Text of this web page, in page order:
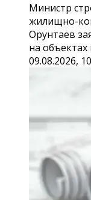
Министр
жилищно-
Орунтаев
на объектах
09.08.2026,